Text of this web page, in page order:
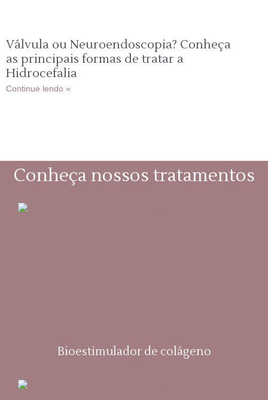
Válvula ou Neuroendoscopia? Conheça
as principais formas de tratar a
Hidrocefalia
Continue lendo »
Conheça nossos tratamentos
Bioestimulador de colágeno